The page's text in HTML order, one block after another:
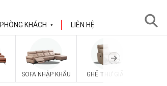
PHÒNG KHÁCH ▼ LIÊN HỆ
SOFA NHẬP KHẨU GHẾ THƯ GIÃN